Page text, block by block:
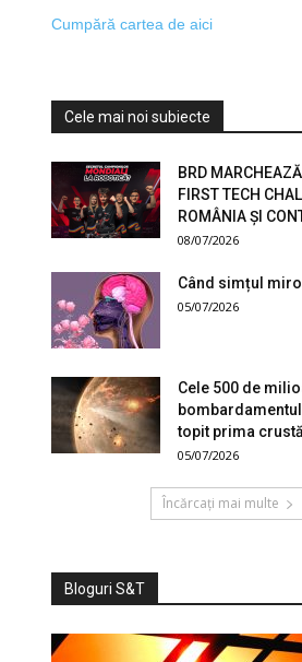
Cumpără cartea de aici
Cele mai noi subiecte
BRD
FIRST TECH
ROMÂNIA ȘI
08/07/2026
Când simțul
05/07/2026
Cele 500 de
topit prima
05/07/2026
Încărcați mai multe
Bloguri S&T